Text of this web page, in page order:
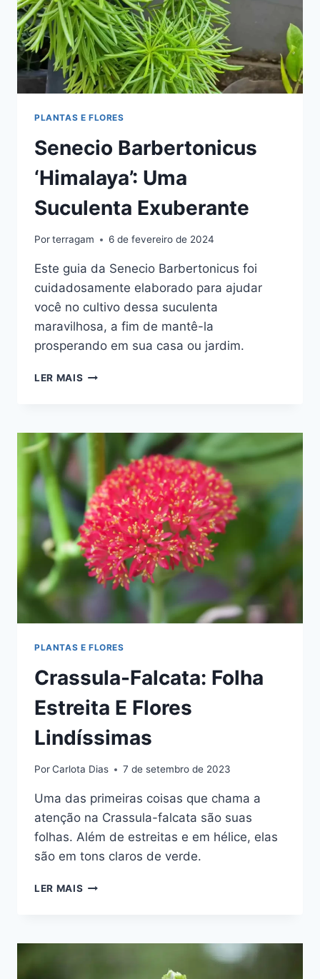
PLANTAS E FLORES
Senecio Barbertonicus
‘Himalaya’: Uma
Suculenta Exuberante
Porterragam 6 de fevereiro de 2024
Este guia da Senecio Barbertonicus foi
cuidadosamente elaborado para ajudar
você no cultivo dessa suculenta
maravilhosa, a fim de mantê-la
prosperando em sua casa ou jardim.
LER MAIS SENECIO
SUCULENTA
EXUBERANTE
PLANTAS E FLORES
Crassula-Falcata: Folha
Estreita E Flores
Lindíssimas
PorCarlota Dias 7 de setembro de 2023
Uma das primeiras coisas que chama a
atenção na Crassula-falcata são suas
folhas. Além de estreitas e em hélice, elas
são em tons claros de verde.
LER MAIS CRASSULA-
E